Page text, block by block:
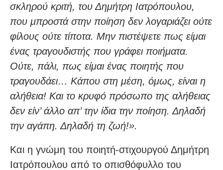
σκληρού κριτή, του Δημήτρη Ιατρόπουλου,
που μπροστά στην ποίηση δεν λογαριάζει ούτε
φίλους ούτε τίποτα. Μην πιστέψετε πως είμαι
ένας τραγουδιστής που γράφει ποιήματα.
Ούτε, πάλι, πως είμαι ένας ποιητής που
τραγουδάει… Κάπου στη μέση, όμως, είναι η
αλήθεια! Και το κρυφό πρόσωπο της αλήθειας
δεν είν’ άλλο απ’ την ίδια την ποίηση. Δηλαδή
την αγάπη. Δηλαδή τη ζωή!».
Και η γνώμη του ποιητή-στιχουργού Δημήτρη
Ιατρόπουλου από το οπισθόφυλλο του